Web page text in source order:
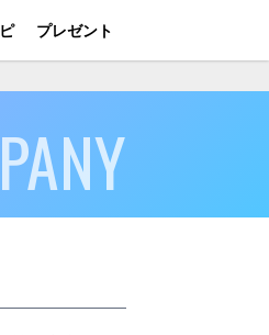
プレゼント